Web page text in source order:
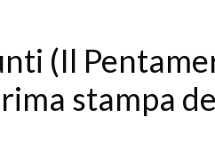
(Il
stampa